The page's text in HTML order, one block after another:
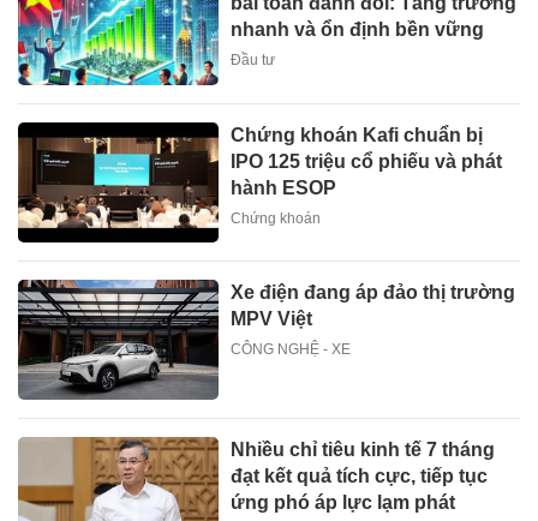
nhanh và ổn định bền vững
Đầu tư
Chứng khoán Kafi chuẩn bị
IPO 125 triệu cổ phiếu và phát
hành ESOP
Chứng khoán
Xe điện đang áp đảo thị trường
MPV Việt
CÔNG NGHỆ - XE
Nhiều chỉ tiêu kinh tế 7 tháng
đạt kết quả tích cực, tiếp tục
ứng phó áp lực lạm phát